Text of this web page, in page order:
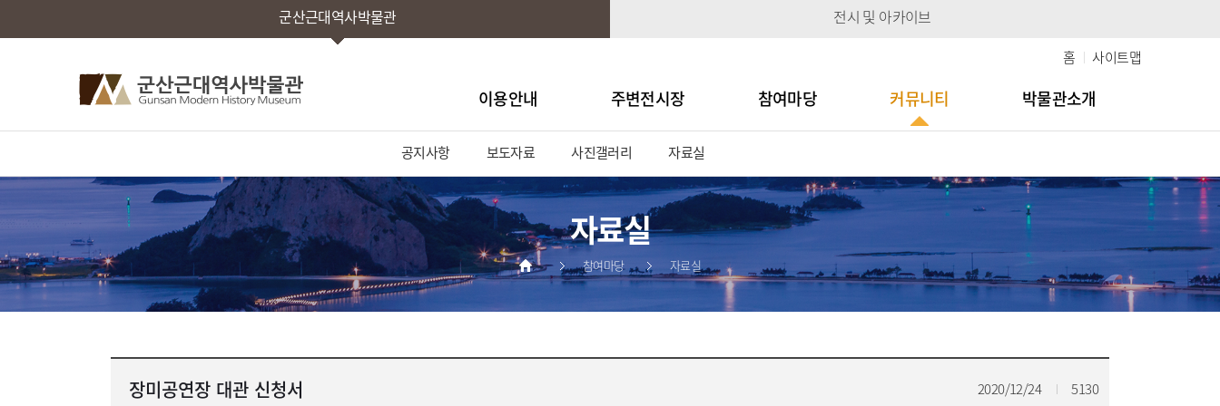
군산근대역사박물관 전시 및 아카이브
홈 사이트맵
이용안내 주변전시장 참여마당 커뮤니티 박물관소개
공지사항 보도자료 사진갤러리 자료실
자료실
참여마당 자료실
장미공연장 대관 신청서 2020/12/24 5130